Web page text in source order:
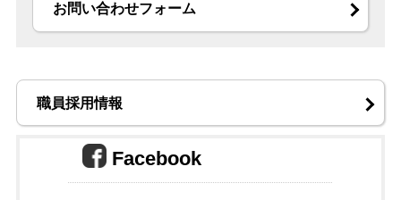
お問い合わせフォーム
職員採用情報
Facebook